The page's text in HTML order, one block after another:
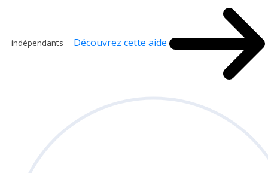
indépendants Découvrez cette aide